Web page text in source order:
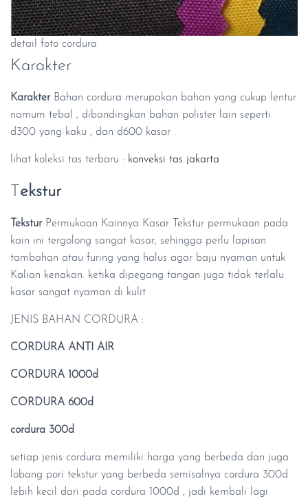
detail foto cordura
Karakter
KarakterBahan cordura merupakan bahan yang cukup lentur
namum tebal , dibandingkan bahan polister lain seperti
d300 yang kaku , dan d600 kasar .
lihat koleksi tas terbaru : konveksi tas jakarta
T ekstur
TeksturPermukaan Kainnya Kasar Tekstur permukaan pada
kain ini tergolong sangat kasar, sehingga perlu lapisan
tambahan atau furing yang halus agar baju nyaman untuk
Kalian kenakan. ketika dipegang tangan juga tidak terlalu
kasar sangat nyaman di kulit .
JENIS BAHAN CORDURA :
CORDURA ANTI AIR
CORDURA 1000d
CORDURA 600d
cordura 300d
setiap jenis cordura memiliki harga yang berbeda dan juga
lobang pori tekstur yang berbeda semisalnya cordura 300d
lebih kecil dari pada cordura 1000d , jadi kembali lagi